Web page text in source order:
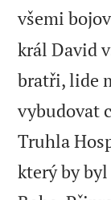
všemi
král David
bratři, lide
vybudovat
Truhla
který by